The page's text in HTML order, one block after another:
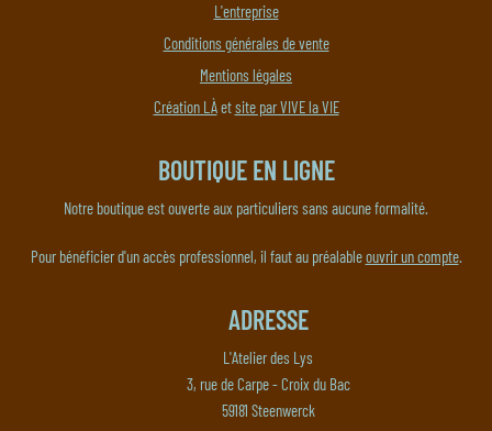
L'entreprise
Conditions générales de vente
Mentions légales
Création LÀetsite par VIVE la VIE
BOUTIQUE EN LIGNE
Notre boutique est ouverte aux particuliers sans aucune formalité.
Pour bénéficier d'un accès professionnel, il faut au préalableouvrir un compte.
ADRESSE
L'Atelier des Lys
3, rue de Carpe - Croix du Bac
59181 Steenwerck